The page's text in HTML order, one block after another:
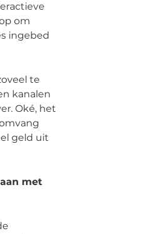
om
ingebed
te
kanalen
Oké, het
geld uit
met